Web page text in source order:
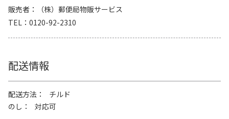
販売者
（株）郵便局物販サービス
TEL
0120-92-2310
配送情報
配送方法
チルド
のし
対応可